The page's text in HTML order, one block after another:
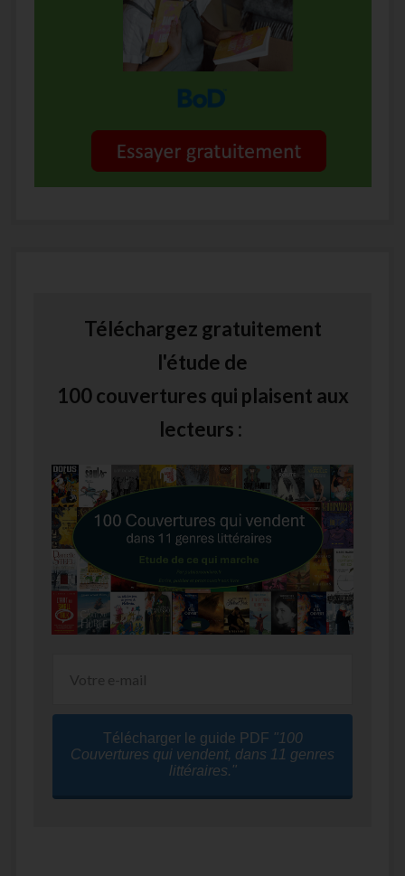
Téléchargez gratuitement
l'étude de
100 couvertures qui plaisent aux
lecteurs :
Télécharger le guide PDF "100
Couvertures qui vendent, dans 11 genres
littéraires."